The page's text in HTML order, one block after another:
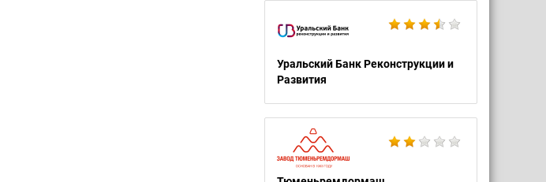
Уральский Банк Реконструкции и
Развития